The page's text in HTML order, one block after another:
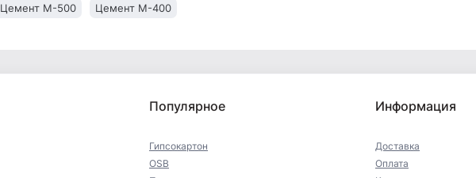
Цемент М-500 Цемент М-400
Популярное
Гипсокартон
OSB
Информация
Доставка
Оплата